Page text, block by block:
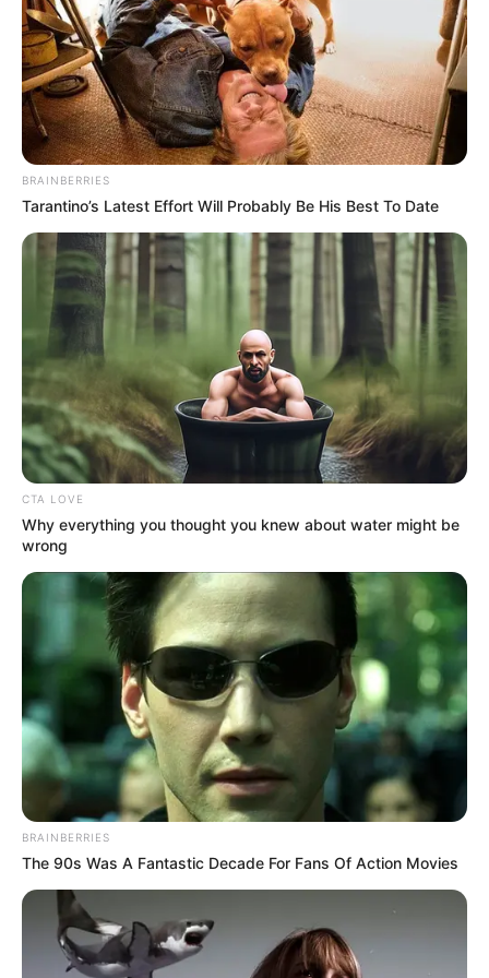
en laCarrera 7conCalle 171, donde los manifestantes
ocupan dos carriles, generando un fuerte impacto en la
movilidadde la zona.
Lasautoridadeshan desplegadoagentes civilespara
intentar manejar la situación, sin embargo, lamovilidad
en estas importantes vías continúa siendo un desafío
para los usuarios y residentes de las áreas afectadas.
La situación permanece en desarrollo, y se espera que las
autoridades
tomen medidas para resolver el conflicto y
restablecer lanormalidad en las vías.
COMPARTIR
ALERTA BOGOTÁ EN GOOGLE NEWS
TEMAS RELACIONADOS
BLOQUEOS
VEHÍCULOS DE CARGA DE ALIMENTOS
MANTÉNGASE EN ALERTA
Tenemos todas las noticias que le
interesan. Para estar bien informado, por
favor, active las notificaciones de Alerta.
ACTIVAR AHORA
TEMAS DESTACADOS
BRAINBERRIES
Tarantino’s Latest Effort Will Probably Be His Best To Date
CTA LOVE
Why everything you thought you knew about water might be
wrong
BRAINBERRIES
The 90s Was A Fantastic Decade For Fans Of Action Movies